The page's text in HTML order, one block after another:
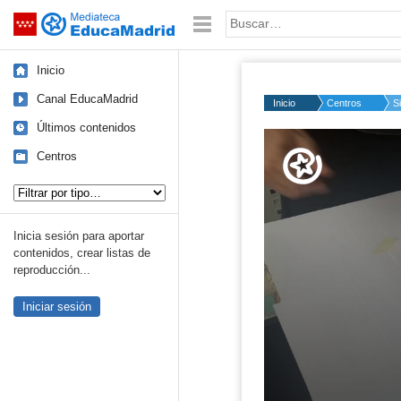
Saltar navegación Palabra o frase:
Inicio
Canal EducaMadrid
Últimos contenidos
Centros
Inicia sesión para aportar
contenidos, crear listas de
reproducción...
Iniciar sesión
Inicio Centros
Volume
50%